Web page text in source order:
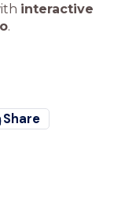
interactive
.
Share